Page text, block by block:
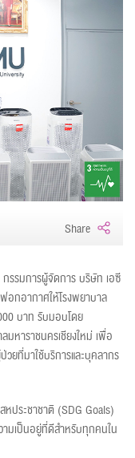
Share
รรมการผู้จัดการ บริษัท เอซี
อกอากาศให้โรงพยาบาล
บาท รับมอบโดย
หาราชนครเชียงใหม่ เพื่อ
ยที่มาใช้บริการและบุคลากร
ประชาชาติ (SDG Goals)
ามเป็นอยู่ที่ดีสำหรับทุกคนใน